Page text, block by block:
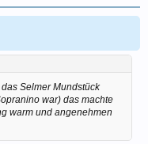
Selmer Mundstück
war) das machte
warm und angenehmen